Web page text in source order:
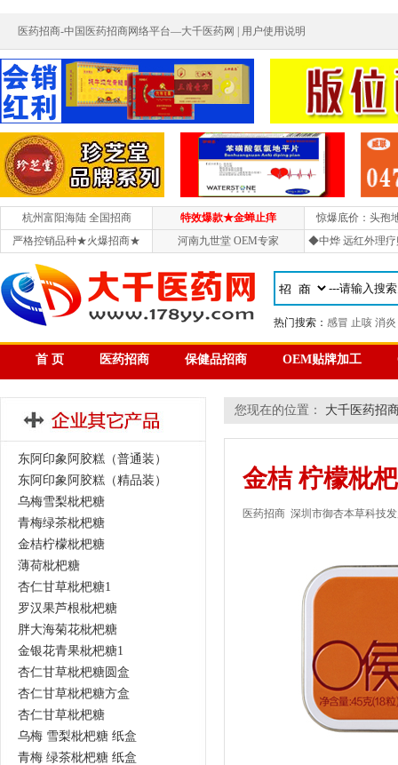
医药招商-中国医药招商网络平台—大千医药网 | 用户使用说明
杭州富阳海陆 全国招商 特效爆款★金蝉止痒
惊爆底价：头孢
严格控销品种★火爆招商★
河南九世堂 OEM专家 ◆中烨 远红外理疗
热门搜索： 感冒 止咳 消炎
首 页 医药招商 保健品招商 OEM贴牌加工
东阿印象阿胶糕（普通装）
东阿印象阿胶糕（精品装）
乌梅雪梨枇杷糖
青梅绿茶枇杷糖
金桔柠檬枇杷糖
薄荷枇杷糖
杏仁甘草枇杷糖1
罗汉果芦根枇杷糖
胖大海菊花枇杷糖
金银花青果枇杷糖1
杏仁甘草枇杷糖圆盒
杏仁甘草枇杷糖方盒
杏仁甘草枇杷糖
乌梅 雪梨枇杷糖 纸盒
青梅 绿茶枇杷糖 纸盒
您现在的位置： 大千医药招
金桔 柠檬枇
医药招商 深圳市御杏本草科技